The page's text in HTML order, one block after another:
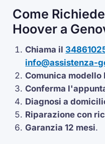
Come
Hoover a
Chiama il
info@assistenza-
Comunica
Conferma
Diagnosi a
Riparazione con
Garanzia 12 mesi.